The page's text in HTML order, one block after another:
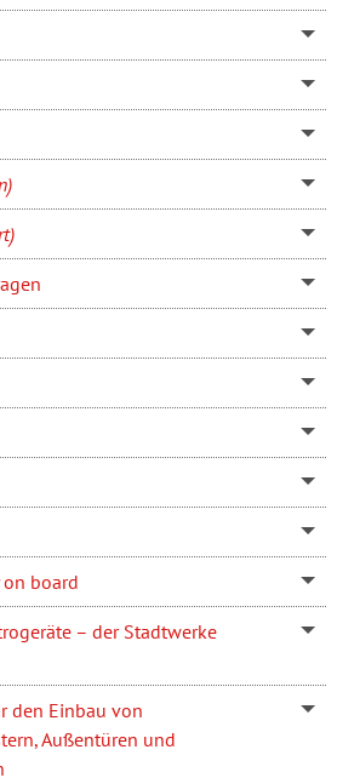
board
– der Stadtwerke
den Einbau von
Außentüren und